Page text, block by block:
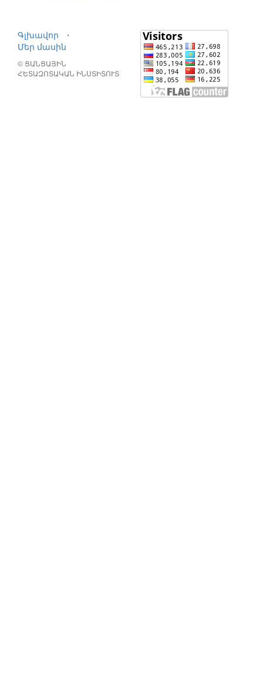
Գլխավոր
⋅
Մեր մասին
© ՑԱՆՑԱՅԻՆ
ՀԵՏԱԶՈՏԱԿԱՆ ԻՆՍՏԻՏՈՒՏ